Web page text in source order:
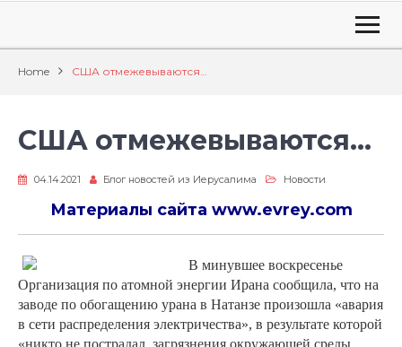
Home США отмежевываются…
США отмежевываются…
04.14.2021 Блог новостей из Иерусалима Новости
Материалы сайта www.evrey.com
В минувшее воскресенье
Организация по атомной энергии Ирана сообщила, что на
заводе по обогащению урана в Натанзе произошла «авария
в сети распределения электричества», в результате которой
«никто не пострадал, загрязнения окружающей среды